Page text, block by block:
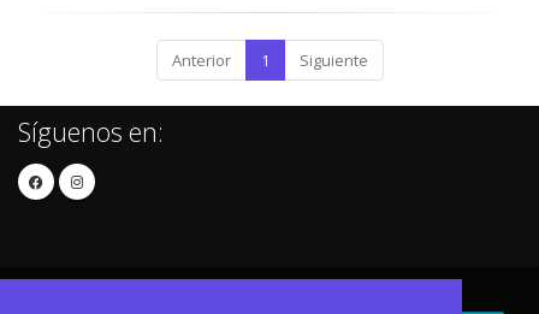
Anterior 1 Siguiente
Síguenos en: